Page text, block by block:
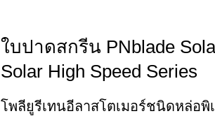
ใบปาดสกรีน PNblade
Solar High Speed Series
โพลียูรีเทนอีลาสโตเมอร์ชนิดหล่อ